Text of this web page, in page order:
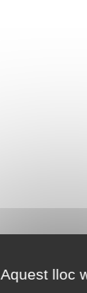
Aquest lloc